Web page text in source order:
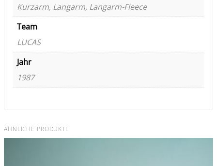
Kurzarm, Langarm, Langarm-Fleece
Team
LUCAS
Jahr
1987
ÄHNLICHE PRODUKTE